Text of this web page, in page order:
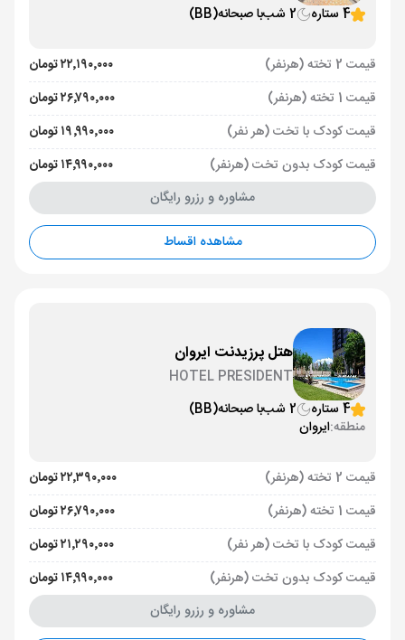
4 ستاره
2 شب با صبحانه(BB)
قیمت 2 تخته (هرنفر)
۲۲٬۱۹۰٬۰۰۰ تومان
قیمت 1 تخته (هرنفر)
۲۶٬۷۹۰٬۰۰۰ تومان
قیمت کودک با تخت (هر نفر)
۱۹٬۹۹۰٬۰۰۰ تومان
قیمت کودک بدون تخت (هرنفر)
۱۴٬۹۹۰٬۰۰۰ تومان
مشاوره و رزرو رایگان
مشاهده اقساط
هتل پرزیدنت ایروان
HOTEL PRESIDENT
4 ستاره
2 شب با صبحانه(BB)
منطقه:ایروان
قیمت 2 تخته (هرنفر)
۲۲٬۳۹۰٬۰۰۰ تومان
قیمت 1 تخته (هرنفر)
۲۶٬۷۹۰٬۰۰۰ تومان
قیمت کودک با تخت (هر نفر)
۲۱٬۲۹۰٬۰۰۰ تومان
قیمت کودک بدون تخت (هرنفر)
۱۴٬۹۹۰٬۰۰۰ تومان
مشاوره و رزرو رایگان